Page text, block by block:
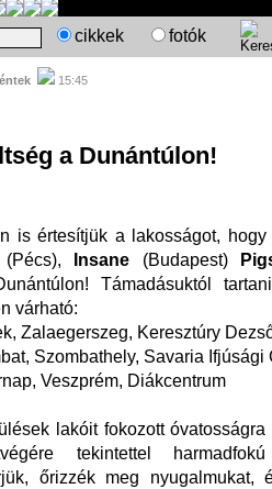
cikkek fotók
15:45
a Dunántúlon!
is értesítjük a lakosságot, hogy
(Pécs), Insane (Budapest)
Támadásuktól
várható:
Zalaegerszeg, Keresztúry
Szombathely, Savaria Ifjúsági
Veszprém, Diákcentrum
lakóit fokozott
tekintettel harmadfokú
őrizzék meg nyugalmukat,